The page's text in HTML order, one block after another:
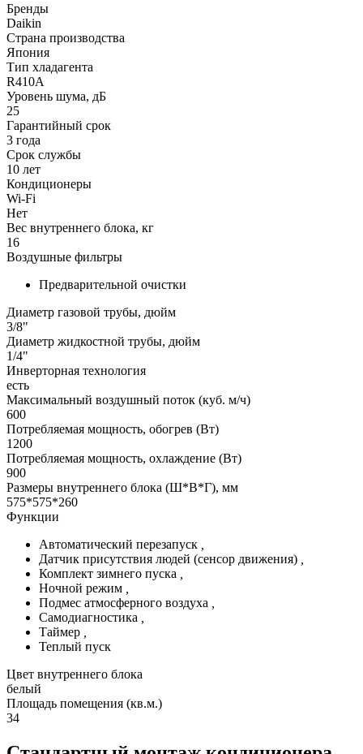
Бренды
Daikin
Страна производства
Япония
Тип хладагента
R410A
Уровень шума, дБ
25
Гарантийный срок
3 года
Срок службы
10 лет
Кондиционеры
Wi-Fi
Нет
Вес внутреннего блока, кг
16
Воздушные фильтры
Предварительной очистки
Диаметр газовой трубы, дюйм
3/8"
Диаметр жидкостной трубы, дюйм
1/4"
Инверторная технология
есть
Максимальный воздушный поток (куб. м/ч)
600
Потребляемая мощность, обогрев (Вт)
1200
Потребляемая мощность, охлаждение (Вт)
900
Размеры внутреннего блока (Ш*В*Г), мм
575*575*260
Функции
Автоматический перезапуск
Датчик присутствия людей (сенсор движения)
Комплект зимнего пуска
Ночной режим
Подмес атмосферного воздуха
Самодиагностика
Таймер
Теплый пуск
Цвет внутреннего блока
белый
Площадь помещения (кв.м.)
34